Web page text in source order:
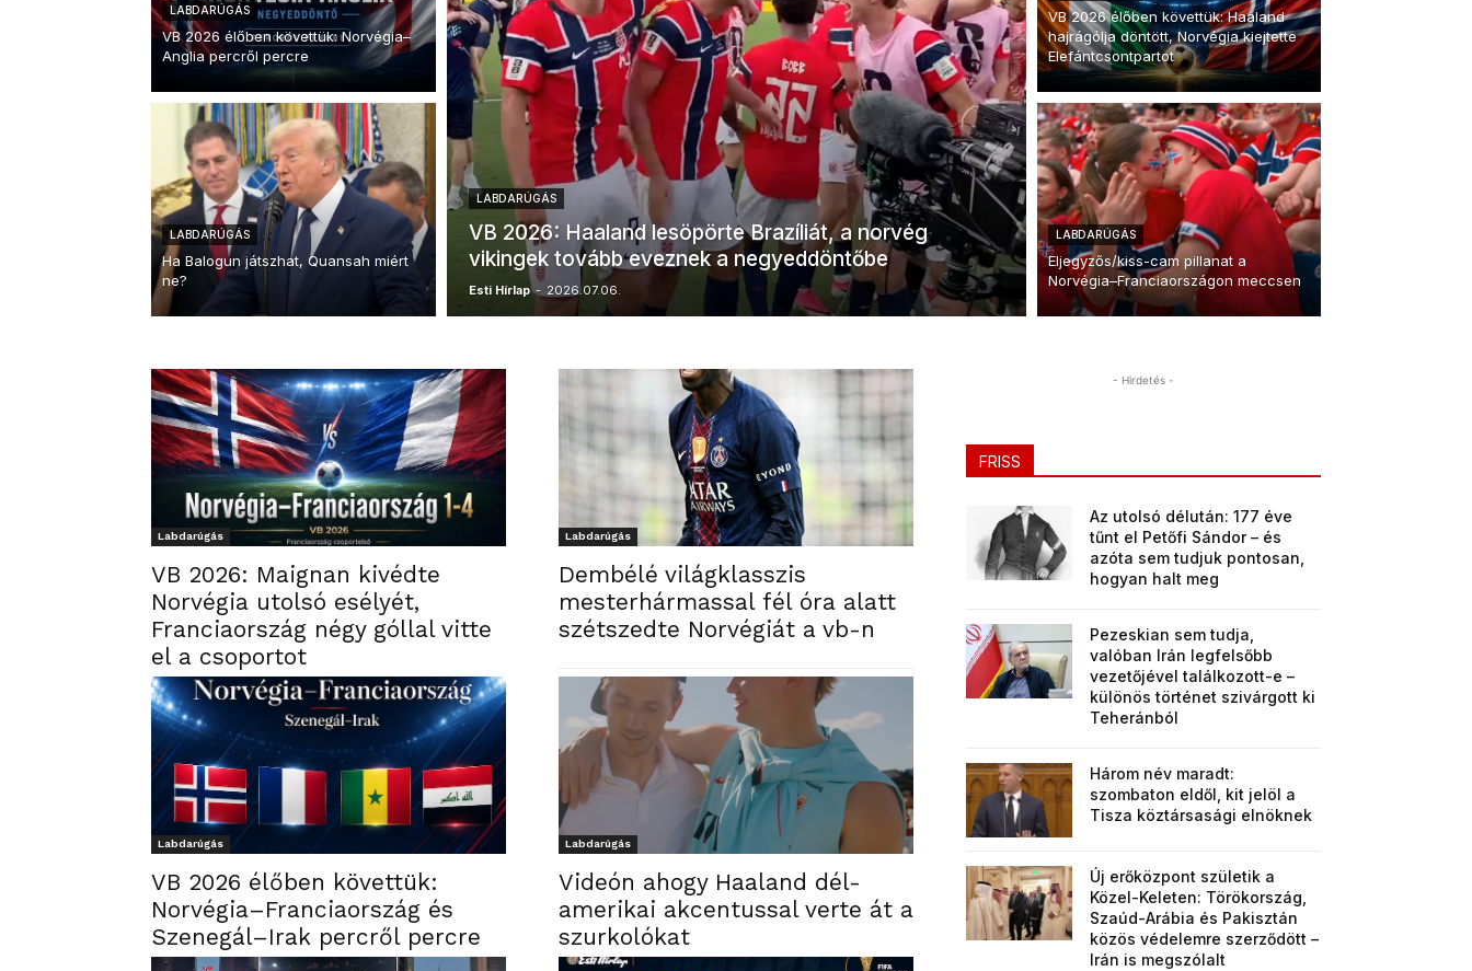
LABDARÚGÁS
VB 2026 élőben követtük: Norvégia–
Anglia percről percre
LABDARÚGÁS
Ha Balogun játszhat, Quansah miért
ne?
LABDARÚGÁS
VB 2026: Haaland lesöpörte Brazíliát, a norvég
vikingek tovább eveznek a negyeddöntőbe
Esti Hírlap - 2026.07.06.
VB 2026 élőben követtük: Haaland
hajrágólja döntött, Norvégia kiejtette
Elefántcsontpartot
LABDARÚGÁS
Eljegyzős/kiss-cam pillanat a
Norvégia–Franciaországon meccsen
Labdarúgás
VB 2026: Maignan kivédte
Norvégia utolsó esélyét,
Franciaország négy góllal vitte
el a csoportot
Labdarúgás
Dembélé világklasszis
mesterhármassal fél óra alatt
szétszedte Norvégiát a vb-n
Labdarúgás
VB 2026 élőben követtük:
Norvégia–Franciaország és
Szenegál–Irak percről percre
Labdarúgás
Videón ahogy Haaland dél-
amerikai akcentussal verte át a
szurkolókat
- Hirdetés -
FRISS
Az utolsó délután: 177 éve
tűnt el Petőfi Sándor – és
azóta sem tudjuk pontosan,
hogyan halt meg
Pezeskian sem tudja,
valóban Irán legfelsőbb
vezetőjével találkozott-e –
különös történet szivárgott ki
Teheránból
Három név maradt:
szombaton eldől, kit jelöl a
Tisza köztársasági elnöknek
Új erőközpont születik a
Közel-Keleten: Törökország,
Szaúd-Arábia és Pakisztán
közös védelemre szerződött –
Irán is megszólalt